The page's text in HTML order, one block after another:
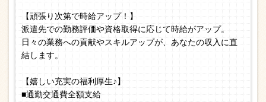
【頑張り次第で時給アップ！】
派遣先での勤務評価や資格取得に応じて時給がアップ。
日々の業務への貢献やスキルアップが、あなたの収入に直
結します。
【嬉しい充実の福利厚生♪】
■通勤交通費全額支給